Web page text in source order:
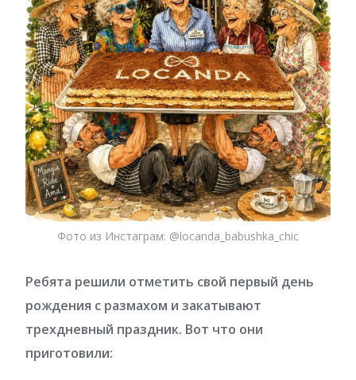
Фото из Инстаграм: @locanda_babushka_chic
Ребята решили отметить свой первый день
рождения с размахом и закатывают
трехдневный праздник. Вот что они
приготовили: